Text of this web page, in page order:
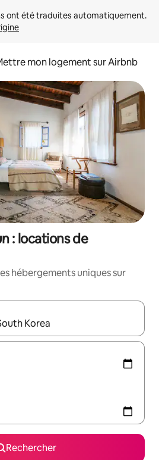
mon logement sur Airbnb
: locations de
hébergements uniques sur
utilisez les flèches vers le
Rechercher